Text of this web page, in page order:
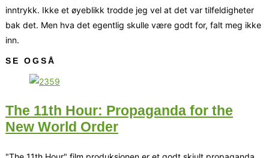
inntrykk. Ikke et øyeblikk trodde jeg vel at det var tilfeldigheter
bak det. Men hva det egentlig skulle være godt for, falt meg ikke
inn.
SE OGSÅ
The 11th Hour: Propaganda for the
New World Order